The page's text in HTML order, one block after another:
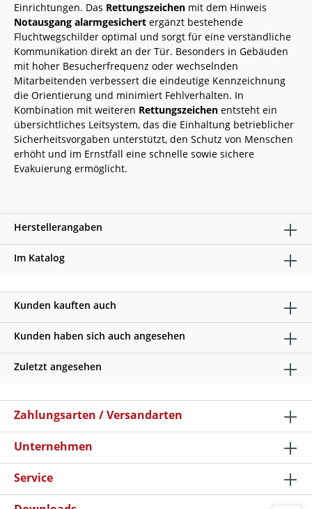
Einrichtungen. Das Rettungszeichen mit dem Hinweis
Notausgang alarmgesichert ergänzt bestehende
Fluchtwegschilder optimal und sorgt für eine verständliche
Kommunikation direkt an der Tür. Besonders in Gebäuden
mit hoher Besucherfrequenz oder wechselnden
Mitarbeitenden verbessert die eindeutige Kennzeichnung
die Orientierung und minimiert Fehlverhalten. In
Kombination mit weiteren Rettungszeichen entsteht ein
übersichtliches Leitsystem, das die Einhaltung betrieblicher
Sicherheitsvorgaben unterstützt, den Schutz von Menschen
erhöht und im Ernstfall eine schnelle sowie sichere
Evakuierung ermöglicht.
Herstellerangaben
Im Katalog
Kunden kauften auch
Kunden haben sich auch angesehen
Zuletzt angesehen
Zahlungsarten / Versandarten
Unternehmen
Service